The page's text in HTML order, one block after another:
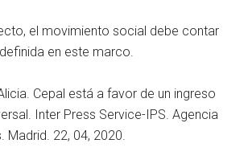
el movimiento social debe contar
en este marco.
Cepal está a favor de un ingreso
Inter Press Service-IPS. Agencia
Madrid. 22, 04, 2020.